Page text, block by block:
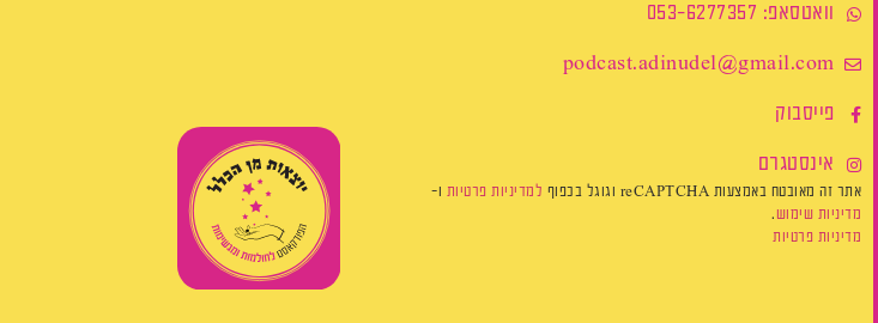
וואטסאפ: 053-6277357
podcast.adinudel@gmail.com​
פייסבוק
אינסטגרם
אתר זה מאובטח באמצעות reCAPTCHA וגוגל בכפוף למדיניות פרטיות ו-
מדיניות שימוש.
מדיניות פרטיות